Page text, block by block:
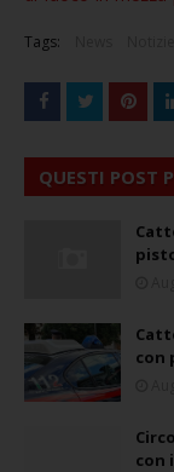
Tags:
QUESTI POST
con
con